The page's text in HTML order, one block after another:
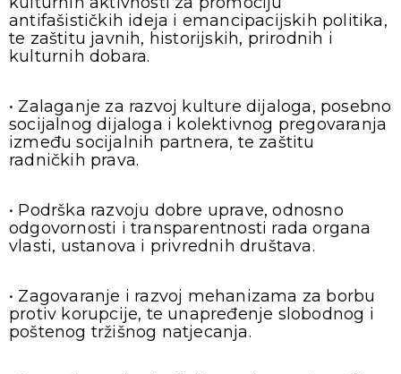
antifašističkih ideja i emancipacijskih politika,
te zaštitu javnih, historijskih, prirodnih i
kulturnih dobara.
• Zalaganje za razvoj kulture dijaloga, posebno
socijalnog dijaloga i kolektivnog pregovaranja
između socijalnih partnera, te zaštitu
radničkih prava.
• Podrška razvoju dobre uprave, odnosno
odgovornosti i transparentnosti rada organa
vlasti, ustanova i privrednih društava.
• Zagovaranje i razvoj mehanizama za borbu
protiv korupcije, te unapređenje slobodnog i
poštenog tržišnog natjecanja.